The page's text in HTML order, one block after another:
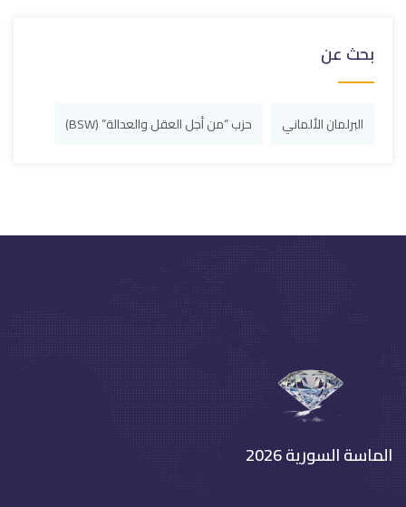
بحث عن
البرلمان الألماني حزب “من أجل العقل والعدالة” (BSW)
الماسة السورية 2026